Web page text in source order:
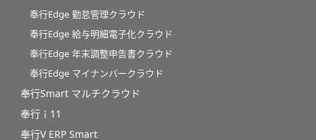
奉行Edge 勤怠管理クラウド
奉行Edge 給与明細電子化クラウド
奉行Edge 年末調整申告書クラウド
奉行Edge マイナンバークラウド
奉行Smart マルチクラウド
奉行ｉ11
奉行V ERP Smart